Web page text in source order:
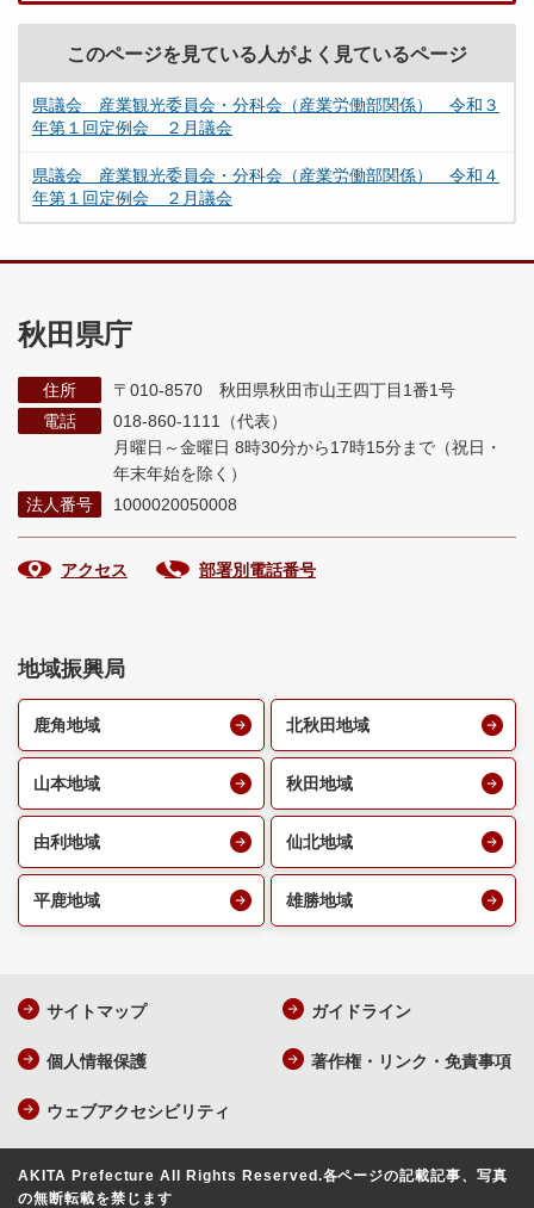
このページを見ている人がよく見ているページ
県議会 産業観光委員会・分科会（産業労働部関係） 令和３
年第１回定例会 ２月議会
県議会 産業観光委員会・分科会（産業労働部関係） 令和４
年第１回定例会 ２月議会
秋田県庁
住所
〒010-8570 秋田県秋田市山王四丁目1番1号
電話
018-860-1111（代表）
月曜日～金曜日 8時30分から17時15分まで （祝日・
年末年始を除く）
法人番号
1000020050008
アクセス 部署別電話番号
地域振興局
鹿角地域 北秋田地域
山本地域 秋田地域
由利地域 仙北地域
平鹿地域 雄勝地域
サイトマップ ガイドライン
個人情報保護 著作権・リンク・免責事項
ウェブアクセシビリティ
AKITA Prefecture All Rights Reserved.各ページの記載記事、写真
の無断転載を禁じます